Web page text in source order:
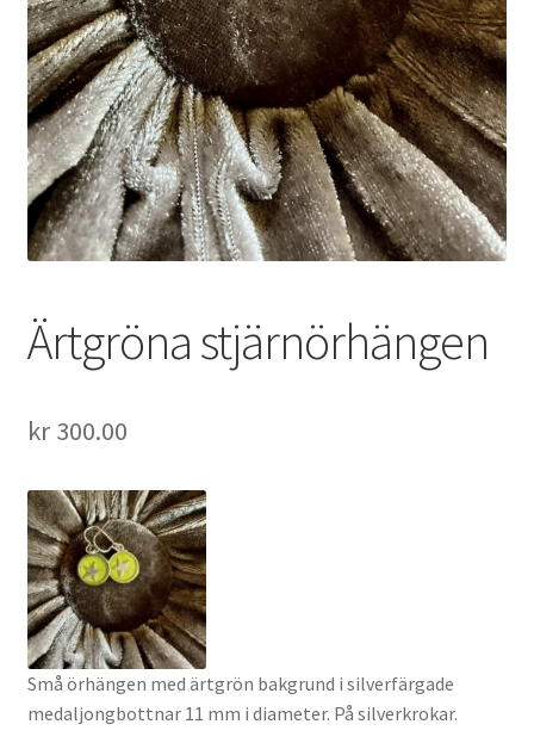
Ärtgröna stjärnörhängen
kr300.00
Små örhängen med ärtgrön bakgrund i silverfärgade
medaljongbottnar 11 mm i diameter. På silverkrokar.